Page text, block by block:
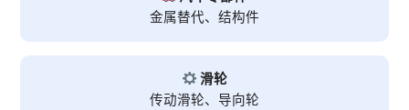
金属替代、结构件
滑轮
传动滑轮、导向轮